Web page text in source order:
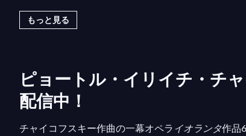
タの盲目という彼女自身も知らない性質の障
密の要塞に閉じ込められていました。ある日
チャイコフスキーの最後の作品（1892年初
す。シェイクスピアが特にバラについて書い
筋書きを持つチャイコフスキーのオペラ
もっと見る
ピョートル・イリイチ・チ
配信中！
チャイコフスキー作曲の一幕オペラ イオランタ作品